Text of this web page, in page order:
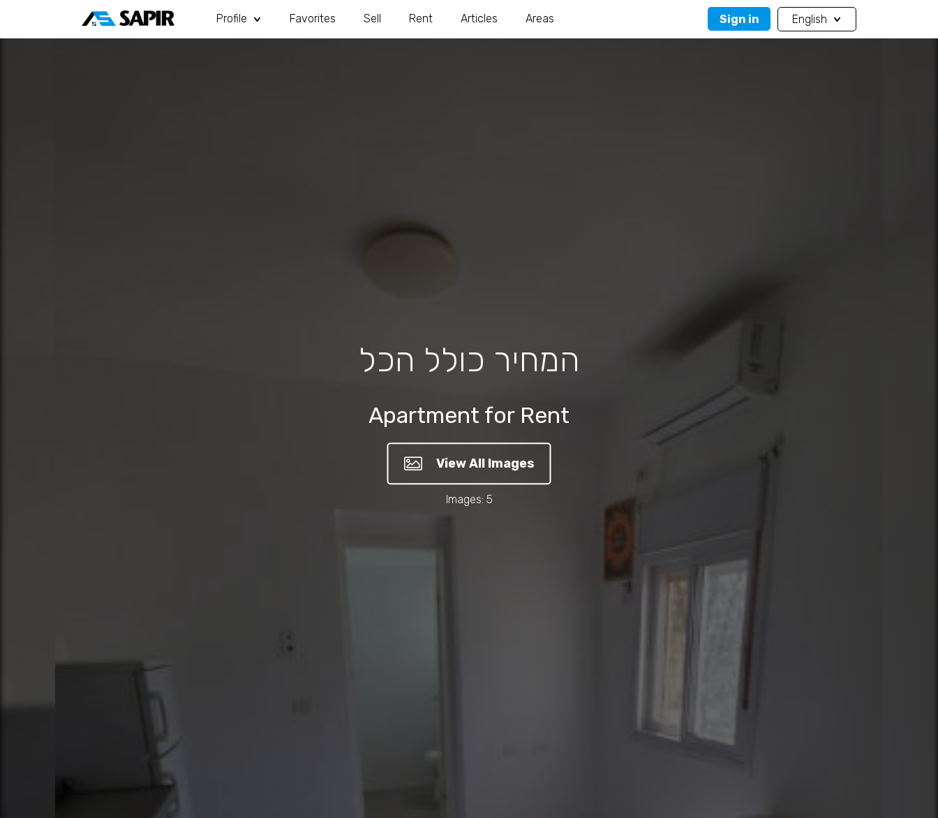
Profile Favorites Sell Rent Articles Areas Sign in English
המחיר כולל הכל
Apartment for Rent
View All Images
Images: 5